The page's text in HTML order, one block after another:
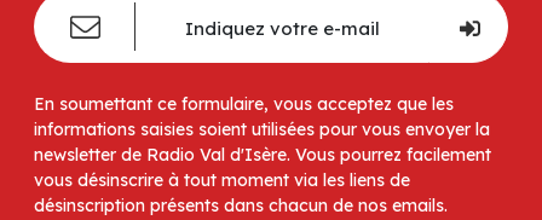
En soumettant ce formulaire, vous acceptez que les
informations saisies soient utilisées pour vous envoyer la
newsletter de Radio Val d'Isère. Vous pourrez facilement
vous désinscrire à tout moment via les liens de
désinscription présents dans chacun de nos emails.